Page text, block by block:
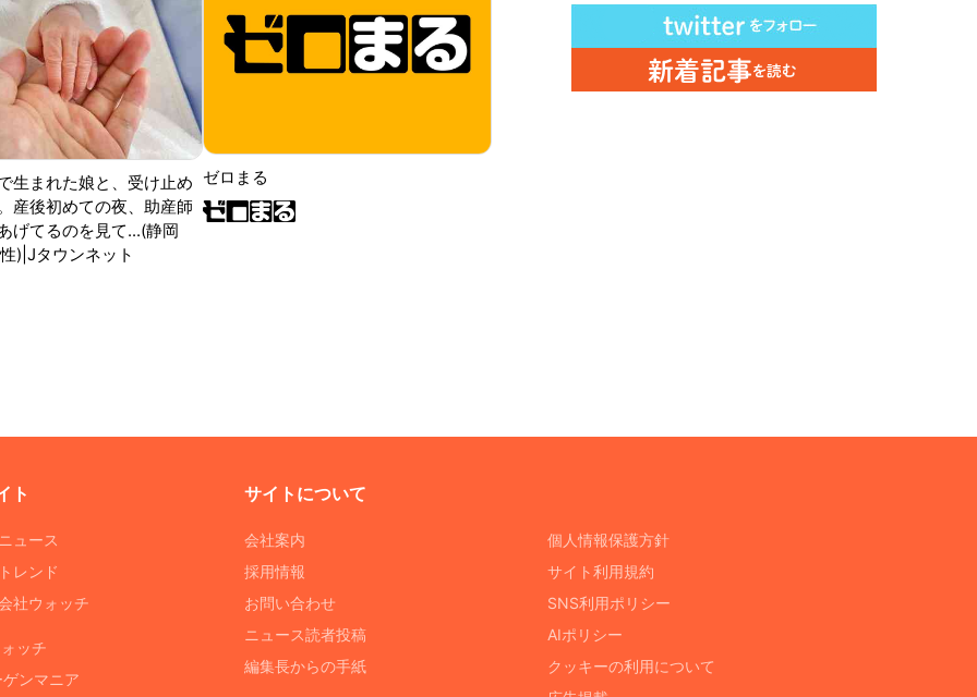
生まれた娘と、受け止め
産後初めての夜、助産師
げてるのを見て...(静岡
)|Jタウンネット
ゼロまる
ト
ュース
レンド
社ウォッチ
ッチ
ンマニア
サイトについて
会社案内
採用情報
お問い合わせ
ニュース読者投稿
編集長からの手紙
個人情報保護方針
サイト利用規約
SNS利用ポリシー
AIポリシー
クッキーの利用について